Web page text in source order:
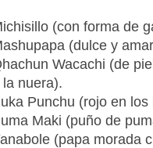
(con forma de
(dulce y
Wacachi (de
la nuera).
Punchu (rojo en
Maki (puño de
(papa morada